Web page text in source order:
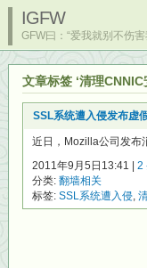
IGFW
GFW曰：“爱我就别不伤害
文章标签 ‘清理CNNIC
SSL系统遭入侵发布虚
近日，Mozilla公司发布
2011年9月5日13:41 | 2
分类: 翻墙相关
标签: SSL系统遭入侵,